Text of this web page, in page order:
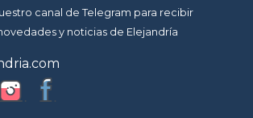
canal de Telegram para recibir
y noticias de Elejandría